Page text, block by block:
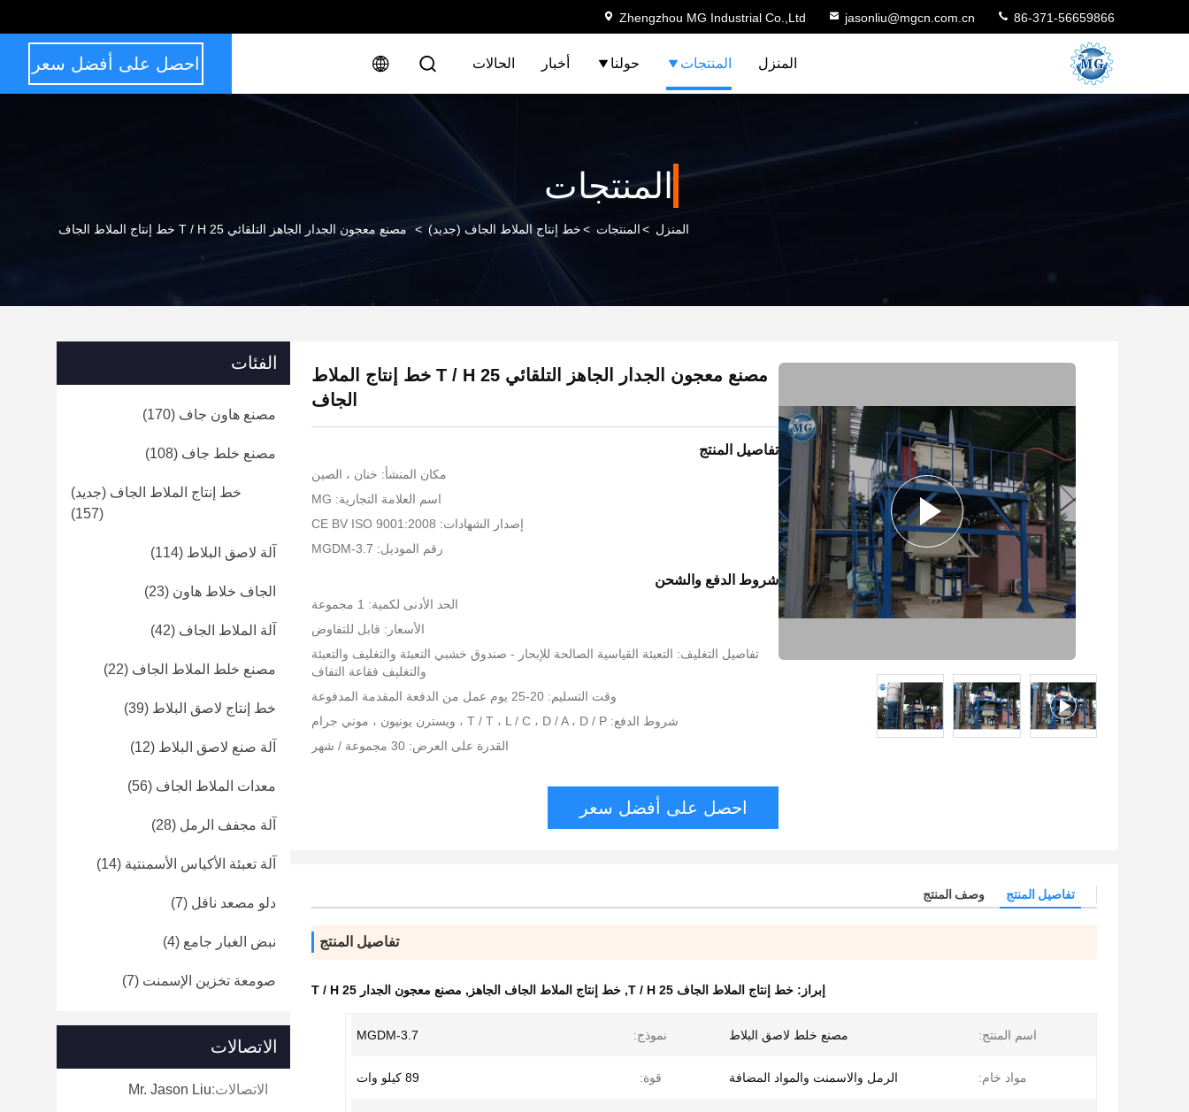
Zhengzhou MG Industrial Co.,Ltd jasonliu@mgcn.com.cn 86-371-56659866
المنزل المنتجات حولنا أخبار الحالات احصل على أفضل سعر
المنتجات
المنزل >المنتجات >خط إنتاج الملاط الجاف (جديد) > مصنع معجون الجدار الجاهز التلقائي 25 T / H خط إنتاج الملاط الجاف
مصنع معجون الجدار الجاهز التلقائي 25 T / H خط إنتاج الملاط
الجاف
تفاصيل المنتج
مكان المنشأ: خنان ، الصين
اسم العلامة التجارية: MG
إصدار الشهادات: CE BV ISO 9001:2008
رقم الموديل: MGDM-3.7
شروط الدفع والشحن
الحد الأدنى لكمية: 1 مجموعة
الأسعار: قابل للتفاوض
تفاصيل التغليف: التعبئة القياسية الصالحة للإبحار - صندوق خشبي التعبئة والتغليف والتعبئة
والتغليف فقاعة التفاف
وقت التسليم: 20-25 يوم عمل من الدفعة المقدمة المدفوعة
شروط الدفع: T / T ، L / C ، D / A ، D / P ، ويسترن يونيون ، موني جرام
القدرة على العرض: 30 مجموعة / شهر
احصل على أفضل سعر
تفاصيل المنتج وصف المنتج
تفاصيل المنتج
إبراز: خط إنتاج الملاط الجاف 25 T / H , خط إنتاج الملاط الجاف الجاهز , مصنع معجون الجدار 25 T / H
اسم المنتج: مصنع خلط لاصق البلاط نموذج: MGDM-3.7
مواد خام: الرمل والاسمنت والمواد المضافة قوة: 89 كيلو وات
الفئات
مصنع هاون جاف (170)
مصنع خلط جاف (108)
خط إنتاج الملاط الجاف (جديد)
(157)
آلة لاصق البلاط (114)
الجاف خلاط هاون (23)
آلة الملاط الجاف (42)
مصنع خلط الملاط الجاف (22)
خط إنتاج لاصق البلاط (39)
آلة صنع لاصق البلاط (12)
معدات الملاط الجاف (56)
آلة مجفف الرمل (28)
آلة تعبئة الأكياس الأسمنتية (14)
دلو مصعد ناقل (7)
نبض الغبار جامع (4)
صومعة تخزين الإسمنت (7)
الاتصالات
الاتصالات:Mr. Jason Liu